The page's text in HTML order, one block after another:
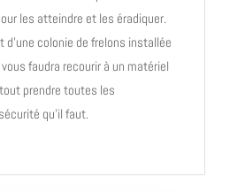
les atteindre et les éradiquer.
d’une colonie de frelons installée
faudra recourir à un matériel
prendre toutes les
qu’il faut.